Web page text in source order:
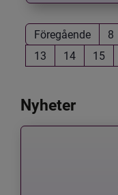
Föregående 8
13
14 15
Nyheter